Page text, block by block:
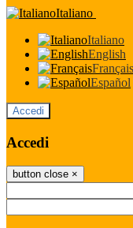
Italiano
Italiano
English
Français
Español
Accedi
Accedi
button close ×